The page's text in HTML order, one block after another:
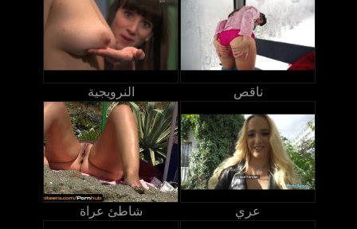
النرويجية ناقص
شاطئ عراة عري